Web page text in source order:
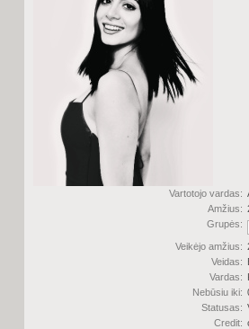
Vartotojo vardas:
Amžius:
Grupės:
Veikėjo amžius:
Veidas:
Vardas:
Nebūsiu iki:
Statusas:
Credit: